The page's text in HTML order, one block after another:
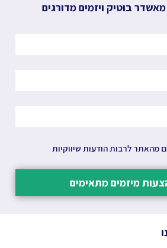
בוטיק ויזמים מדורגים
מהאתר לרבות הודעות שיווקיות
מיזמים מתאימים